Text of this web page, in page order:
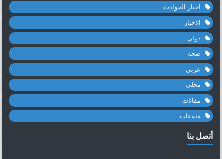
اخبار الحوادث
الاخبار
دولي
صحة
عربي
محلي
مقالات
منوعات
أتصل بنا